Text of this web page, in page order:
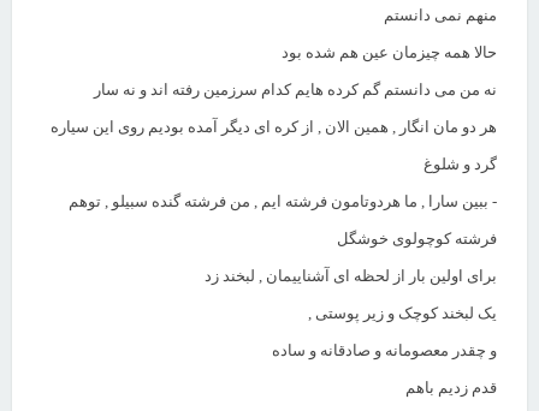
منهم نمی دانستم
حالا همه چیزمان عین هم شده بود
نه من می دانستم گم کرده هایم کدام سرزمین رفته اند و نه سار
هر دو مان انگار , همین الان , از کره ای دیگر آمده بودیم روی این سیاره
گرد و شلوغ
- ببین سارا , ما هردوتامون فرشته ایم , من فرشته گنده سبیلو , توهم
فرشته کوچولوی خوشگل
برای اولین بار از لحظه ای آشناییمان , لبخند زد
یک لبخند کوچک و زیر پوستی ,
و چقدر معصومانه و صادقانه و ساده
قدم زدیم باهم